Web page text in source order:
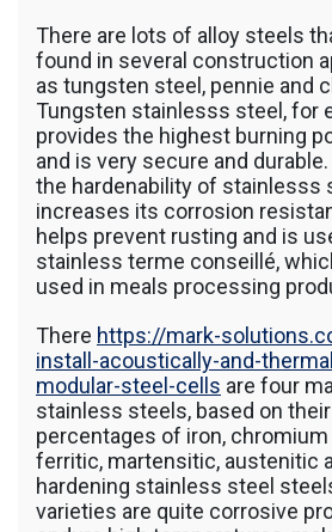
There are lots of alloy steels
found in several construction
as tungsten steel, pennie and
Tungsten stainlesss steel, for
provides the highest burning
and is very secure and
the hardenability of stainlesss
increases its corrosion
helps prevent rusting and is
stainless terme conseillé,
used in meals processing
There https://mark-
install-acoustically-and-
modular-steel-cells are four
stainless steels, based on
percentages of iron, chromium
ferritic, martensitic, austenitic
hardening stainless steel
varieties are quite corrosive